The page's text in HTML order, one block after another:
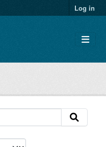
Log in